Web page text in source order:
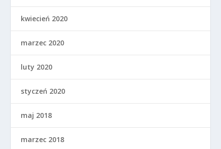
kwiecień 2020
marzec 2020
luty 2020
styczeń 2020
maj 2018
marzec 2018